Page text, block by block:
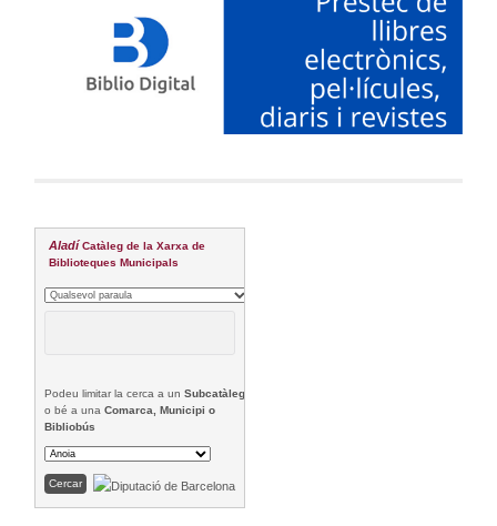
Aladí Catàleg de la Xarxa de
Biblioteques Municipals
Podeu limitar la cerca a unSubcatàleg
o bé a unaComarca, Municipi o
Bibliobús